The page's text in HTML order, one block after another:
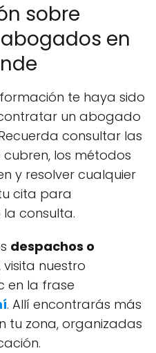
sobre
en
te haya sido
un abogado
consultar las
los métodos
y resolver cualquier
cita para
consulta.
despachos o
visita nuestro
en la frase
. Allí encontrarás más
tu zona, organizadas